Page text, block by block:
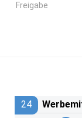
Freigabe
24